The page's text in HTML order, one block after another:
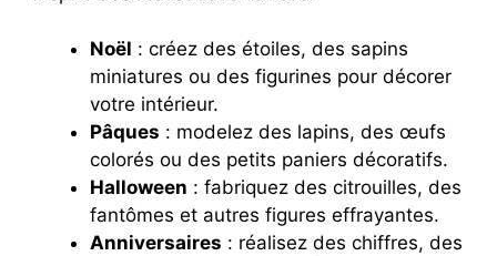
Noël : créez des étoiles, des sapins
miniatures ou des figurines pour décorer
votre intérieur.
Pâques : modelez des lapins, des œufs
colorés ou des petits paniers décoratifs.
Halloween : fabriquez des citrouilles, des
fantômes et autres figures effrayantes.
Anniversaires : réalisez des chiffres, des